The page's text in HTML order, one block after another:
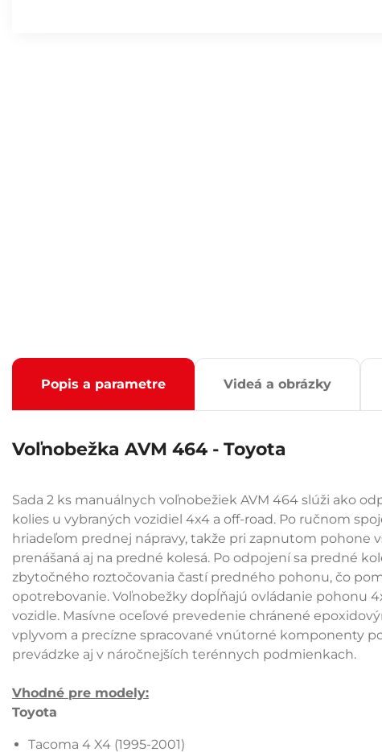
Popis a parametre Videá a obrázky
Voľnobežka AVM 464 - Toyota
Sada 2 ks manuálnych voľnobežiek AVM 464 slúži ako
kolies u vybraných vozidiel 4x4 a off-road. Po ručnom
hriadeľom prednej nápravy, takže pri zapnutom pohone
prenášaná aj na predné kolesá. Po odpojení sa predné
zbytočného roztočovania častí predného pohonu, čo
opotrebovanie. Voľnobežky dopĺňajú ovládanie pohonu
vozidle. Masívne oceľové prevedenie chránené
vplyvom a precízne spracované vnútorné komponenty
prevádzke aj v náročnejších terénnych podmienkach.
Vhodné pre modely:
Toyota
Tacoma 4 X4 (1995-2001)